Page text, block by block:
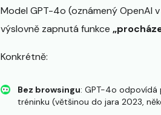
Model GPT-4o (oznámený OpenAI
výslovně zapnutá funkce
Konkrétně:
Bez browsingu: GPT-4o odpovídá
tréninku (většinou do jara 2023,